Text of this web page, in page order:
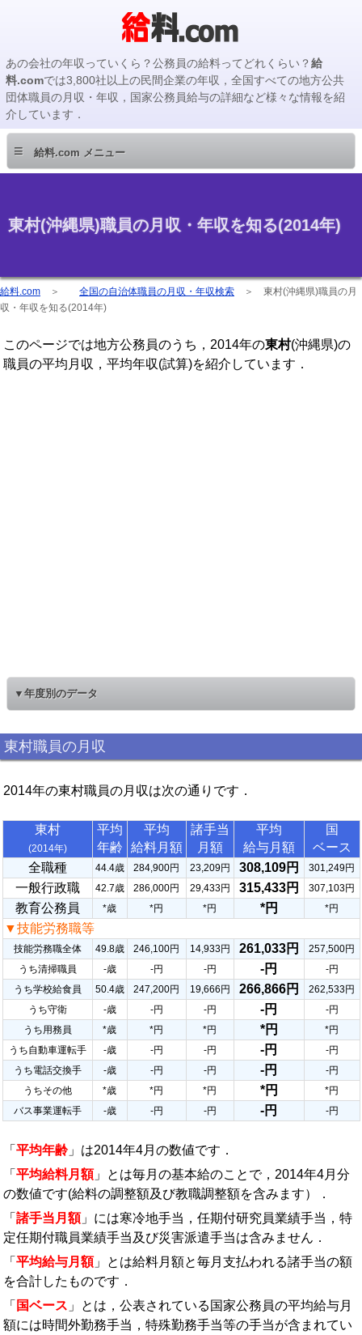
あの会社の年収っていくら？公務員の給料ってどれくらい？給
料.comでは3,800社以上の民間企業の年収，全国すべての地方公共
団体職員の月収・年収，国家公務員給与の詳細など様々な情報を紹
介しています．
≡ 給料.com メニュー
東村(沖縄県)職員の月収・年収を知る(2014年)
給料.com ＞ 全国の自治体職員の月収・年収検索 ＞ 東村(沖縄県)職員の月
収・年収を知る(2014年)
このページでは地方公務員のうち，2014年の東村(沖縄県)の
職員の平均月収，平均年収(試算)を紹介しています．
▼年度別のデータ
東村職員の月収
2014年の東村職員の月収は次の通りです．
東村
(2014年)
平均
年齢
平均
給料月額
諸手当
月額
平均
給与月額
国
ベース
全職種
44.4歳 284,900円 23,209円 308,109円 301,249円
一般行政職 42.7歳 286,000円 29,433円 315,433円 307,103円
教育公務員 *歳 *円 *円 *円 *円
▼技能労務職等
技能労務職全体 49.8歳 246,100円 14,933円 261,033円
257,500円
うち清掃職員
-歳 -円 -円 -円
-円
うち学校給食員
50.4歳 247,200円 19,666円 266,866円
262,533円
うち守衛
-歳 -円 -円 -円
-円
うち用務員
*歳 *円 *円 *円
*円
うち自動車運転手
-歳 -円 -円 -円
-円
うち電話交換手
-歳 -円 -円 -円
-円
うちその他
*歳 *円 *円 *円
*円
バス事業運転手
-歳 -円 -円 -円 -円
「 平均年齢 」は2014年4月の数値です．
「 平均給料月額」とは毎月の基本給のことで，2014年4月分
の数値です(給料の調整額及び教職調整額を含みます）．
「 諸手当月額」には寒冷地手当，任期付研究員業績手当，特
定任期付職員業績手当及び災害派遣手当は含みません．
「 平均給与月額」とは給料月額と毎月支払われる諸手当の額
を合計したものです．
「 国ベース 」とは，公表されている国家公務員の平均給与月
額には時間外勤務手当，特殊勤務手当等の手当が含まれてい